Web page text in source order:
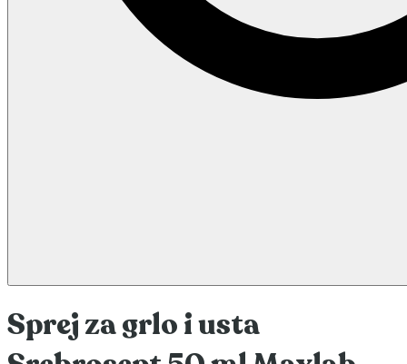
Sprej za grlo i usta